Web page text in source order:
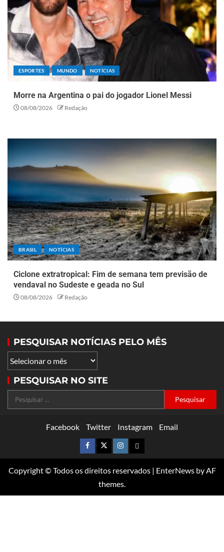
ESPORTES MUNDO NOTÍCIAS
Morre na Argentina o pai do jogador Lionel Messi
08/08/2026 Redação
BRASIL NOTÍCIAS
Ciclone extratropical: Fim de semana tem previsão de
vendaval no Sudeste e geada no Sul
08/08/2026 Redação
PESQUISAR NOTÍCIAS PELO MÊS
PESQUISAR NO SITE
Facebook Twitter Instagram Email
Copyright © Todos os direitos reservados | EnterNewsby AF
themes.